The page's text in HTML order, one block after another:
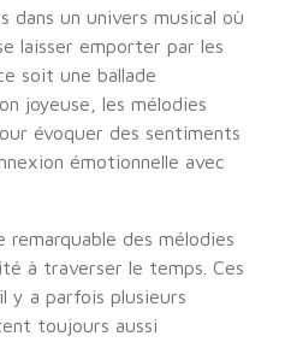
un univers musical où
laisser emporter par les
soit une ballade
joyeuse, les mélodies
évoquer des sentiments
émotionnelle avec
des mélodies
à traverser le temps. Ces
y a parfois plusieurs
toujours aussi